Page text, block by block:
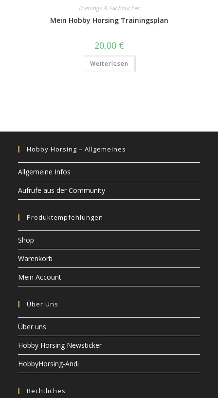
Trainings & Fachbücher
Mein Hobby Horsing Trainingsplan
20,00 €
Weiterlesen
Hobby Horsing – Allgemeines
Allgemeine Infos
Aufrufe aus der Community
Produktempfehlungen
Shop
Warenkorb
Mein Account
Über Uns
Über uns
Hobby Horsing Newsticker
HobbyHorsing-Andi
Rechtliches